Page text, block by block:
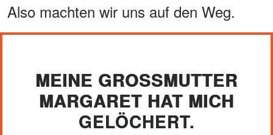
Also machten wir uns auf den Weg.
MEINE GROSSMUTTER M
ARGARET HAT MICH G
ELÖCHERT.